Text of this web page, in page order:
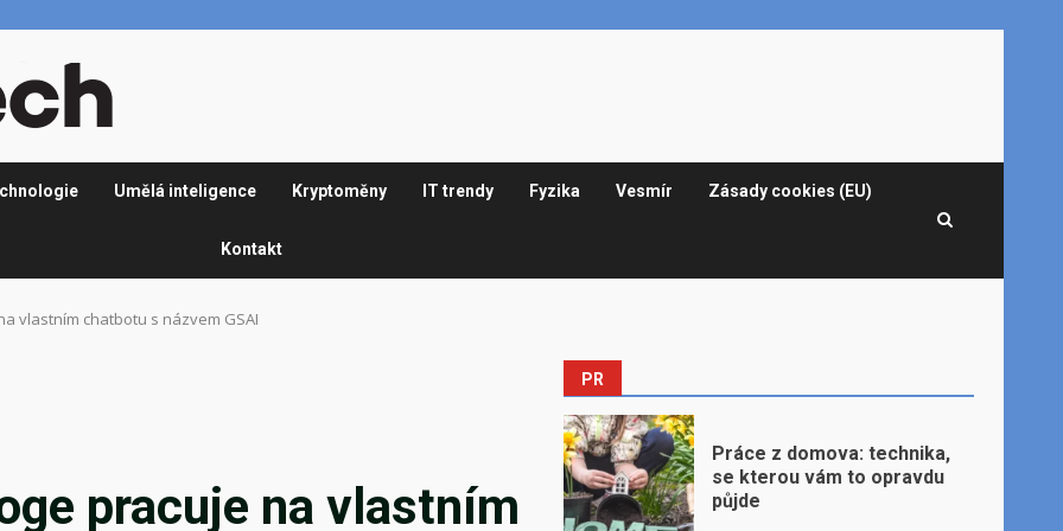
Umělá inteligence Kryptoměny IT trendy Fyzika Vesmír Zásady cookies (EU)
Kontakt
vlastním chatbotu s názvem GSAI
pracuje na vlastním
PR
Práce z domova: technika,
se kterou vám to opravdu
půjde